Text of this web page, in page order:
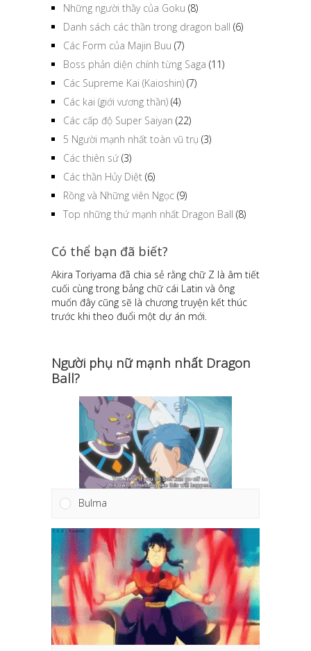
Những người thầy của Goku (8)
Danh sách các thần trong dragon ball (6)
Các Form của Majin Buu (7)
Boss phản diện chính từng Saga (11)
Các Supreme Kai (Kaioshin) (7)
Các kai (giới vương thần) (4)
Các cấp độ Super Saiyan (22)
5 Người mạnh nhất toàn vũ trụ (3)
Các thiên sứ (3)
Các thần Hủy Diệt (6)
Rồng và Những viên Ngọc (9)
Top những thứ mạnh nhất Dragon Ball (8)
Có thể bạn đã biết?
Akira Toriyama đã chia sẻ rằng chữ Z là âm tiết
cuối cùng trong bảng chữ cái Latin và ông
muốn đây cũng sẽ là chương truyện kết thúc
trước khi theo đuổi một dự án mới.
Người phụ nữ mạnh nhất Dragon
Ball?
Bulma